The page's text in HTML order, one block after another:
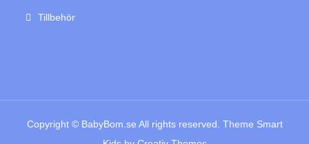
Tillbehör
Copyright © BabyBom.se All rights reserved. Theme Smart